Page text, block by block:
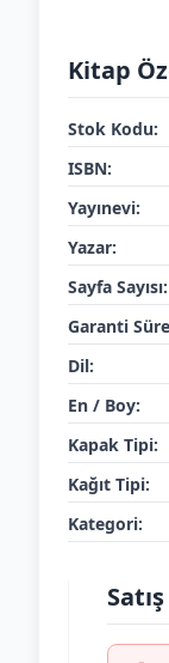
Kitap
Stok Kodu:
ISBN:
Yayınevi:
Yazar:
Sayfa Sayısı:
Garanti
Dil:
En / Boy:
Kapak Tipi:
Kağıt Tipi:
Kategori: